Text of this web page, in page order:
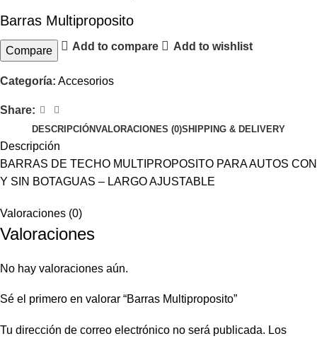
Barras Multiproposito
Compare Add to compare Add to wishlist
Categoría: Accesorios
Share:
DESCRIPCIÓNVALORACIONES (0)SHIPPING & DELIVERY
Descripción
BARRAS DE TECHO MULTIPROPOSITO PARA AUTOS CON
Y SIN BOTAGUAS – LARGO AJUSTABLE
Valoraciones (0)
Valoraciones
No hay valoraciones aún.
Sé el primero en valorar “Barras Multiproposito”
Tu dirección de correo electrónico no será publicada. Los